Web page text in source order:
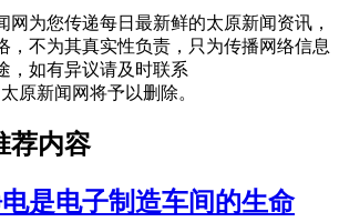
网为您传递每日最新鲜的太原新闻资讯，
，不为其真实性负责，只为传播网络信息
，如有异议请及时联系
原新闻网将予以删除。
荐内容
是电子制造车间的生命